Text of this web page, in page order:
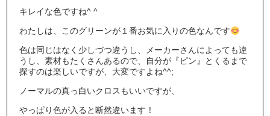
キレイな色ですね^ ^
わたしは、このグリーンが１番お気に入りの色なんです
色は同じはなく少しづつ違うし、メーカーさんによっても違
うし、素材もたくさんあるので、自分が『ピン』とくるまで
探すのは楽しいですが、大変ですよね^^;
ノーマルの真っ白いクロスもいいですが、
やっぱり色が入ると断然違います！